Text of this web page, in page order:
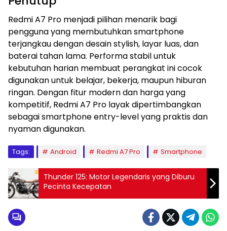
Redmi A7 Pro menjadi pilihan menarik bagi
pengguna yang membutuhkan smartphone
terjangkau dengan desain stylish, layar luas, dan
baterai tahan lama. Performa stabil untuk
kebutuhan harian membuat perangkat ini cocok
digunakan untuk belajar, bekerja, maupun hiburan
ringan. Dengan fitur modern dan harga yang
kompetitif, Redmi A7 Pro layak dipertimbangkan
sebagai smartphone entry-level yang praktis dan
nyaman digunakan.
Tags: Android Redmi A7 Pro Smartphone
Thunder 125: Motor Legendaris yang Diburu
Pecinta Kecepatan